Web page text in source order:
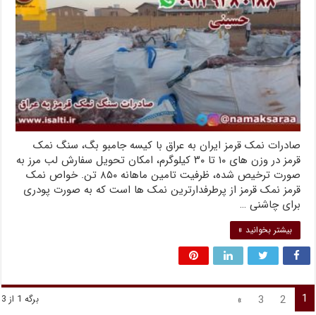
صادرات نمک قرمز ایران به عراق با کیسه جامبو بگ، سنگ نمک
قرمز در وزن های ۱۰ تا ۳۰ کیلوگرم، امکان تحویل سفارش لب مرز به
صورت ترخیص شده، ظرفیت تامین ماهانه ۸۵۰ تن. خواص نمک
قرمز نمک قرمز از پرطرفدارترین نمک ها است که به صورت پودری
برای چاشنی …
بیشتر بخوانید »
برگه 1 از 3 1
2
3
»